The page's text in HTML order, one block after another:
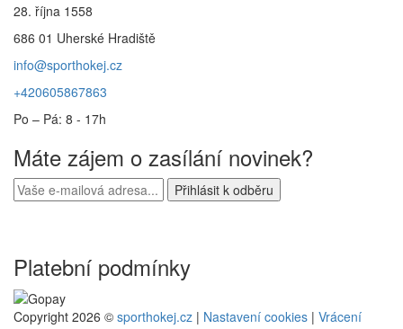
28. října 1558
686 01 Uherské Hradiště
info@sporthokej.cz
+420605867863
Po – Pá: 8 - 17h
Máte zájem o zasílání novinek?
Platební podmínky
Copyright 2026 © sporthokej.cz | Nastavení cookies | Vrácení